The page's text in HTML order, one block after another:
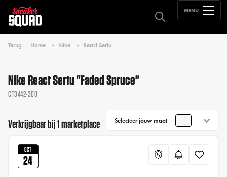
MENU
Terug Home Nike React Sertu
Nike React Sertu "Faded Spruce"
CT3442-300
Verkrijgbaar bij 1 marketplace Selecteer jouw maat
OCT
24